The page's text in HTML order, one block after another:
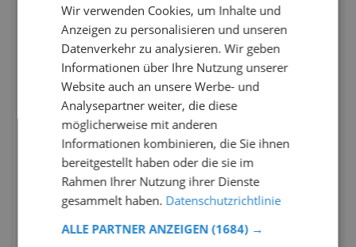
Wir verwenden Cookies, um Inhalte und
Anzeigen zu personalisieren und unseren
Datenverkehr zu analysieren. Wir geben
Informationen über Ihre Nutzung unserer
Website auch an unsere Werbe- und
Analysepartner weiter, die diese
möglicherweise mit anderen
Informationen kombinieren, die Sie ihnen
bereitgestellt haben oder die sie im
Rahmen Ihrer Nutzung ihrer Dienste
gesammelt haben. Datenschutzrichtlinie
ALLE PARTNER ANZEIGEN (1684) →